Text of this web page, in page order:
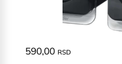
590,00 RSD